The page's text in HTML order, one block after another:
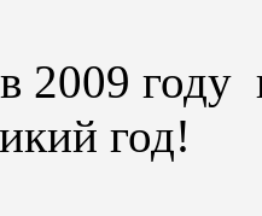
2009 году
год!